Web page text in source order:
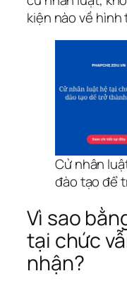
kiện nào về
Cử nhân
đào tạo để
Vì sao
tại chức
nhận?